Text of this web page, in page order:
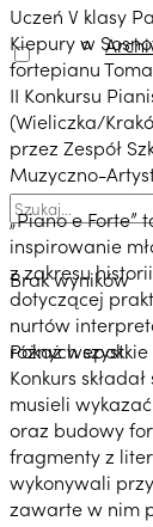
Brak wyników
Pokaż
Uczeń V klasy
Kiepury w
fortepianu
II Konkursu
(Wieliczka/
przez Zespół
Muzyczno-
„Piano e Forte”
inspirowanie
z zakresu
dotyczącej
nurtów
różnych epok.
Konkurs
musieli
oraz budowy
fragmenty z
wykonywali
zawarte w nim